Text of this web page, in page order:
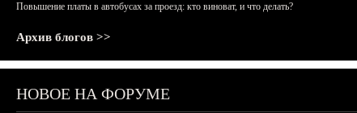
Повышение платы в автобусах за проезд: кто виноват, и что делать?
Архив блогов >>
НОВОЕ НА ФОРУМЕ